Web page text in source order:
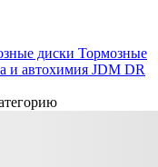
диски Тормозные
и автохимия JDM DR